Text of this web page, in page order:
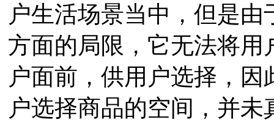
户生活场景当中，但是
方面的局限，它无法将
户面前，供用户选择，
户选择商品的空间，并